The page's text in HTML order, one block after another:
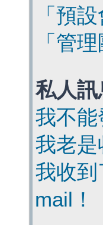
「預
「管
私人訊
我不能
我老
我收
mail！